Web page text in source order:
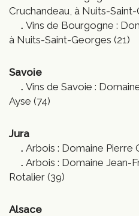
Cruchandeau, à Nuits-Saint-
Vins de Bourgogne :
à Nuits-Saint-Georges (21)
Savoie
Vins de Savoie :
Ayse (74)
Jura
Arbois : Domaine Pierre
Arbois : Domaine Jean-
Rotalier (39)
Alsace